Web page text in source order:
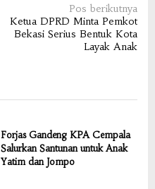
Pos berikutnya
Ketua DPRD Minta Pemkot
Bekasi Serius Bentuk Kota
Layak Anak
Forjas Gandeng KPA Cempala
Salurkan Santunan untuk Anak
Yatim dan Jompo